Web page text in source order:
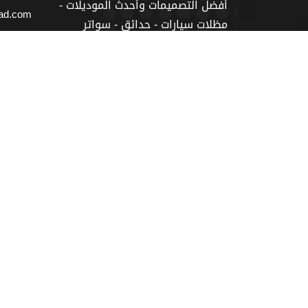
أفضل التصميمات وأحدث الموديلات -
مظلات سيارات - حدائق - سواتر